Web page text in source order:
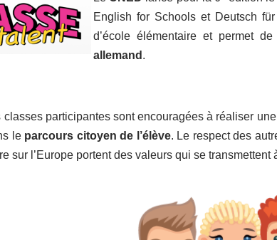
English for Schools et Deutsch
d’école élémentaire et permet
allemand .
classes participantes sont encouragées à réaliser
le parcours citoyen de l’élève. Le respect des
sur l’Europe portent des valeurs qui se